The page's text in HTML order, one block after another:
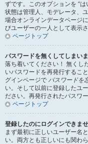
ずです。このオプションを “
状態は管理人、モデレータ、
場合オンラインデータページ
びユーザーの一人として表示さ
ページトップ
パスワードを無くしてしまいま
落ち着いてください！ 無くし
いパスワードを再発行するこ
グインページで パスワードを
い。そして以前に登録したユ
ださい。再発行されたパスワ
ページトップ
登録したのにログインできませ
まず最初に正しいユーザー名
い。両方とも正しいにも関わ